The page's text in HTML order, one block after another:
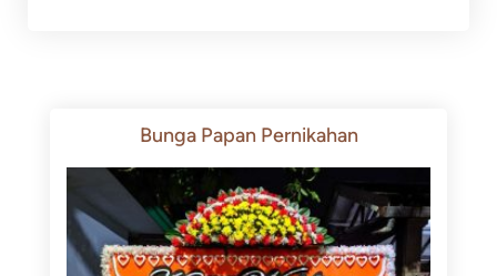
Bunga Papan Pernikahan